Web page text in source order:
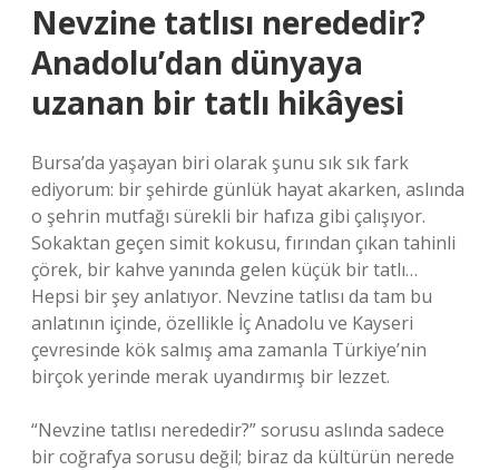
Nevzine tatlısı nerededir?
Anadolu’dan dünyaya
uzanan bir tatlı hikâyesi
Bursa’da yaşayan biri olarak şunu sık sık fark
ediyorum: bir şehirde günlük hayat akarken, aslında
o şehrin mutfağı sürekli bir hafıza gibi çalışıyor.
Sokaktan geçen simit kokusu, fırından çıkan tahinli
çörek, bir kahve yanında gelen küçük bir tatlı…
Hepsi bir şey anlatıyor. Nevzine tatlısı da tam bu
anlatının içinde, özellikle İç Anadolu ve Kayseri
çevresinde kök salmış ama zamanla Türkiye’nin
birçok yerinde merak uyandırmış bir lezzet.
“Nevzine tatlısı nerededir?” sorusu aslında sadece
bir coğrafya sorusu değil; biraz da kültürün nerede